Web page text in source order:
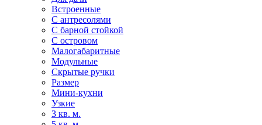
Встроенные
С антресолями
С барной стойкой
С островом
Малогабаритные
Модульные
Скрытые ручки
Размер
Мини-кухни
Узкие
3 кв. м.